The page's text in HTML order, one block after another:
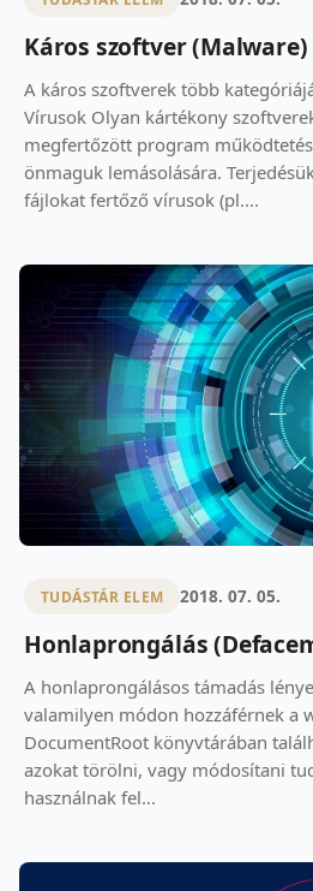
Káros szoftver (Malware)
A káros szoftverek több
Vírusok Olyan kártékony
megfertőzött program
önmaguk lemásolására.
fájlokat fertőző vírusok (pl....
TUDÁSTÁR ELEM 2018. 07. 05.
Honlaprongálás
A honlaprongálásos támadás
valamilyen módon hozzáférnek a
DocumentRoot könyvtárában
azokat törölni, vagy módosítani
használnak fel...